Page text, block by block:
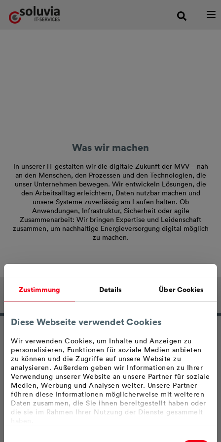
Zustimmung Details Über Cookies
Diese Webseite verwendet Cookies
Wir verwenden Cookies, um Inhalte und Anzeigen zu
personalisieren, Funktionen für soziale Medien anbieten
zu können und die Zugriffe auf unsere Website zu
analysieren. Außerdem geben wir Informationen zu Ihrer
Verwendung unserer Website an unsere Partner für soziale
Medien, Werbung und Analysen weiter. Unsere Partner
führen diese Informationen möglicherweise mit weiteren
Daten zusammen, die Sie ihnen bereitgestellt haben oder
die sie im Rahmen Ihrer Nutzung der Dienste gesammelt
Bzgl. einer Datenweitergabe außerhalb der EU oder eines
sicheren Drittlands weisen wir darauf hin, dass Sie nur
Zur Hauptnavigation springen
Zum Hauptinhalt springen
Zur Footernavigation springen
Was wir machen
In unserer IT gestalten wir die digitale Zukunft der MVV – nah
an den Menschen, den Prozessen und den Technologien, die
unser Unternehmen bewegen. Wir entwickeln Lösungen, die
den Arbeitsalltag erleichtern, Daten nutzbar machen und
unsere Systeme zuverlässig am Laufen halten. Ob
Anwendungen, Infrastruktur, Sicherheit oder agile
Zusammenarbeit: Wir bringen Expertise und Leidenschaft
zusammen, um nachhaltige Energieversorgung digital möglich
zu machen.
Applications
Commercial Applications
Wir holen das Beste aus unseren SAP-Systemen
heraus.
Utility Applications